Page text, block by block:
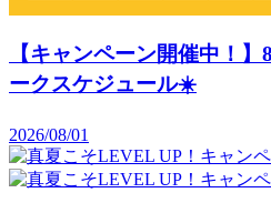
【キャンペーン開催中！
ークスケジュール☀️
2026/08/01